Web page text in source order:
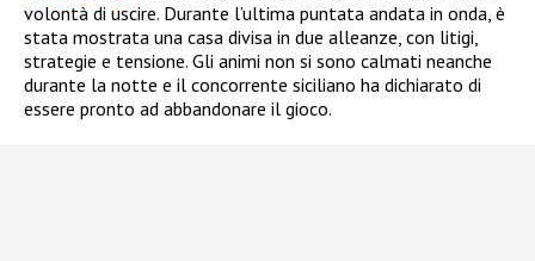
volontà di uscire. Durante l’ultima puntata andata in onda, è
stata mostrata una casa divisa in due alleanze, con litigi,
strategie e tensione. Gli animi non si sono calmati neanche
durante la notte e il concorrente siciliano ha dichiarato di
essere pronto ad abbandonare il gioco.